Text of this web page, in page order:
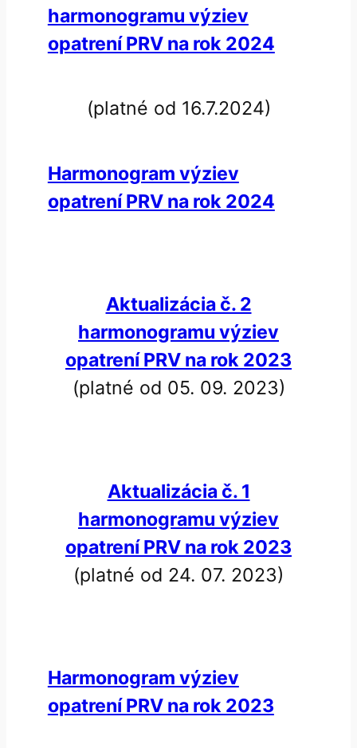
harmonogramu výziev
opatrení PRV na rok 2024
(platné od 16.7.2024)
Harmonogram výziev
opatrení PRV na rok 2024
Aktualizácia č. 2
harmonogramu výziev
opatrení PRV na rok 2023
(platné od 05. 09. 2023)
Aktualizácia č. 1
harmonogramu výziev
opatrení PRV na rok 2023
(platné od 24. 07. 2023)
Harmonogram výziev
opatrení PRV na rok 2023